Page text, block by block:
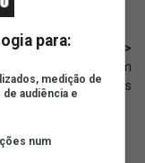
Próximo >
acerta bases com
e aguarda Betis
para:
medição de
audiência e
num